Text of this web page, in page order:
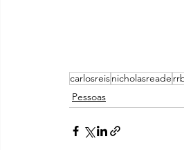
carlosreisnicholasreade
Pessoas